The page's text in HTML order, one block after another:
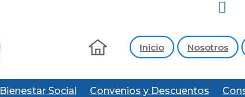
Inicio Nosotros
Bienestar Social Convenios y Descuentos